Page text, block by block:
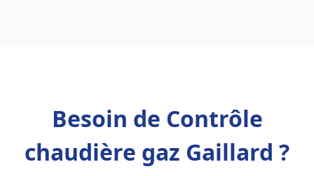
Besoin de Contrôle
chaudière gaz Gaillard ?